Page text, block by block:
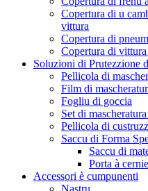
Copertura di u
vittura
Copertura di
Copertura di
Soluzioni di Prutezzione
Pellicola di
Film di
Fogliu di goccia
Set di
Pellicola di
Saccu di Forma
Saccu di
Porta à
Accessori è cumpunenti